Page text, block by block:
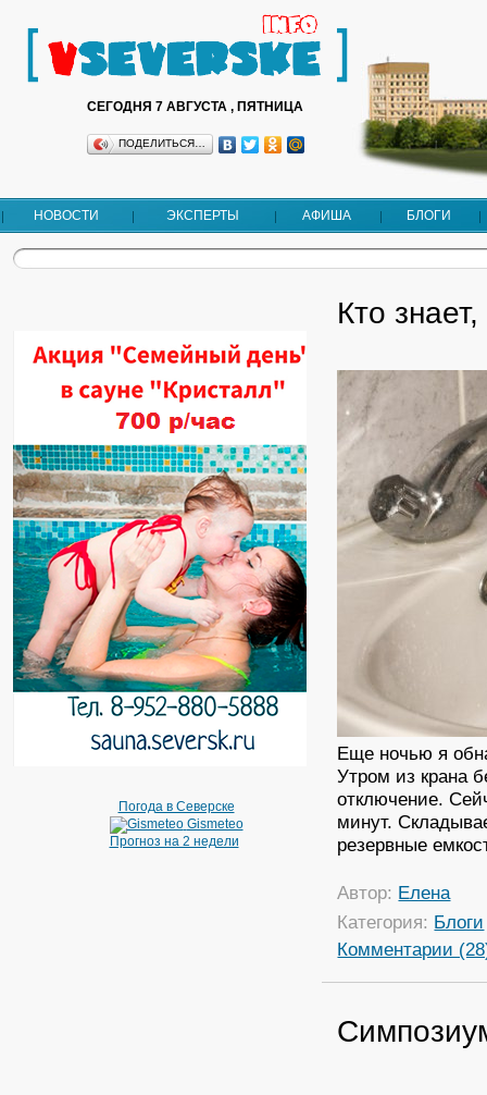
СЕГОДНЯ 7 АВГУСТА , ПЯТНИЦА
ПОДЕЛИТЬСЯ…
НОВОСТИ ЭКСПЕРТЫ АФИША БЛОГИ
Погода в Северске
Gismeteo
Прогноз на 2 недели
Кто
Еще ночью я
Утром из крана
отключение.
минут.
резервные
Автор: Елена
Категория: Блоги
Комментарии